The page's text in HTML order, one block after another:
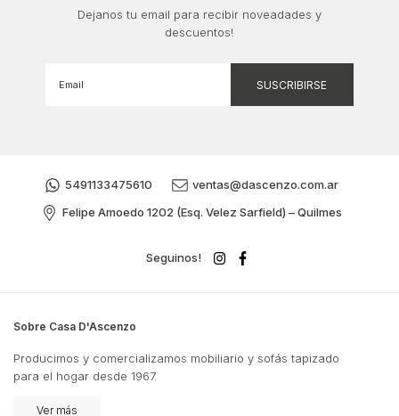
Dejanos tu email para recibir noveadades y
descuentos!
5491133475610
ventas@dascenzo.com.ar
Felipe Amoedo 1202 (Esq. Velez Sarfield) – Quilmes
Seguinos!
Sobre Casa D'Ascenzo
Producimos y comercializamos mobiliario y sofás tapizado
para el hogar desde 1967.
Ver más